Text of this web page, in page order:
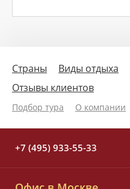
Страны Виды отдыха
Отзывы клиентов
Подбор тура О компании
+7 (495) 933-55-33